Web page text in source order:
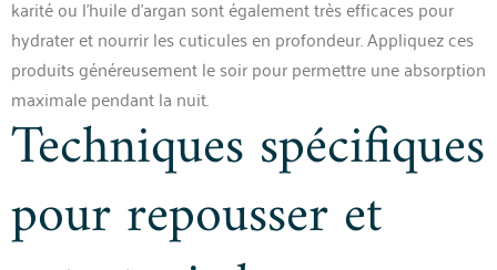
karité ou l’huile d’argan sont également très efficaces pour
hydrater et nourrir les cuticules en profondeur. Appliquez ces
produits généreusement le soir pour permettre une absorption
maximale pendant la nuit.
Techniques spécifiques
pour repousser et